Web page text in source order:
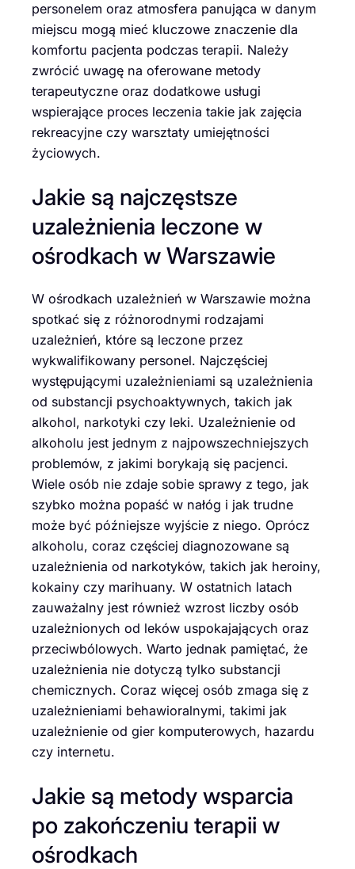
personelem oraz atmosfera panująca w danym
miejscu mogą mieć kluczowe znaczenie dla
komfortu pacjenta podczas terapii. Należy
zwrócić uwagę na oferowane metody
terapeutyczne oraz dodatkowe usługi
wspierające proces leczenia takie jak zajęcia
rekreacyjne czy warsztaty umiejętności
życiowych.
Jakie są najczęstsze
uzależnienia leczone w
ośrodkach w Warszawie
W ośrodkach uzależnień w Warszawie można
spotkać się z różnorodnymi rodzajami
uzależnień, które są leczone przez
wykwalifikowany personel. Najczęściej
występującymi uzależnieniami są uzależnienia
od substancji psychoaktywnych, takich jak
alkohol, narkotyki czy leki. Uzależnienie od
alkoholu jest jednym z najpowszechniejszych
problemów, z jakimi borykają się pacjenci.
Wiele osób nie zdaje sobie sprawy z tego, jak
szybko można popaść w nałóg i jak trudne
może być późniejsze wyjście z niego. Oprócz
alkoholu, coraz częściej diagnozowane są
uzależnienia od narkotyków, takich jak heroiny,
kokainy czy marihuany. W ostatnich latach
zauważalny jest również wzrost liczby osób
uzależnionych od leków uspokajających oraz
przeciwbólowych. Warto jednak pamiętać, że
uzależnienia nie dotyczą tylko substancji
chemicznych. Coraz więcej osób zmaga się z
uzależnieniami behawioralnymi, takimi jak
uzależnienie od gier komputerowych, hazardu
czy internetu.
Jakie są metody wsparcia
po zakończeniu terapii w
ośrodkach